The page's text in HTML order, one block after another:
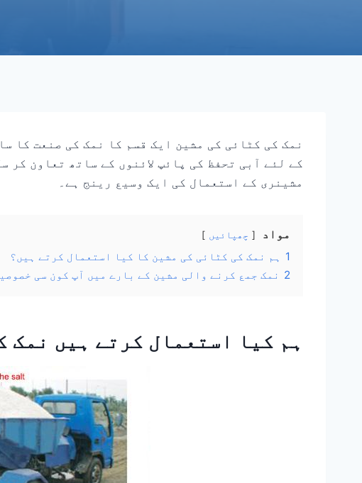
نمک کی کٹائی کی مشین ایک قسم کا نمک کی صنعت کا
کے لئے آبی تحفظ کی پائپ لائنوں کے ساتھ تعاون
مشینری کے استعمال کی ایک وسیع رینج ہے۔
مواد چھپائیں
1
ہم نمک کی کٹائی کی مشین کا کیا استعمال کرتے ہیں؟
2 نمک جمع کرنے والی مشین کے بارے میں آپ کون سی
ہم کیا استعمال کرتے ہیں نمک